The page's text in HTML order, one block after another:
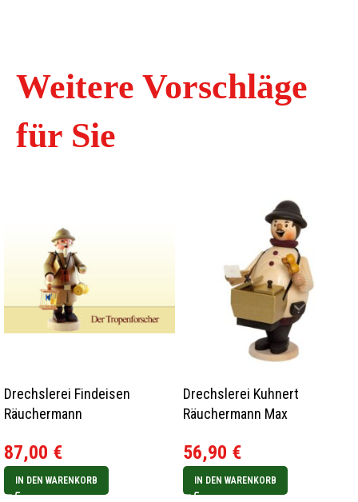
Weitere Vorschläge
für Sie
Drechslerei Findeisen
Räuchermann
87,00 €
IN DEN WARENKORB
Drechslerei Kuhnert
Räuchermann Max
2023
56,90 €
IN DEN WARENKORB